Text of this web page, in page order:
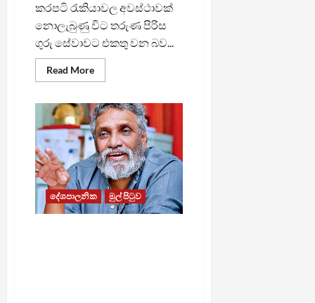
කරපටි රැකියාවල අවස්ථාවක්
නොලැබුණු විට තරුණ පිරිස
ගුරු සේවාවට එකතු වන බව...
Read MoreRead
more
සේවයට
එන්නේ
කිසිම
හොඳ
රස්සාවක්
නොලැබුණු
මිනිස්සු
–
නි.
ඇමති
මහින්ද
ජයසිංහ
දේශපාලනික මුල් පිටුව